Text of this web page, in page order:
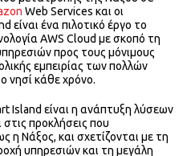
Web Services και οι
είναι ένα πιλοτικό έργο το
AWS Cloud με σκοπό τη
προς τους μόνιμους
εμπειρίας των πολλών
νησί κάθε χρόνο.
Island είναι η ανάπτυξη λύσεων
προκλήσεις που
η Νάξος, και σχετίζονται με τη
υπηρεσιών και τη μεγάλη